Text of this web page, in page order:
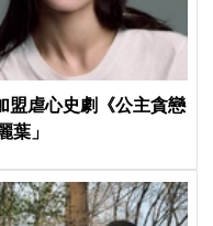
盟虐心史劇《公主貪戀
葉」